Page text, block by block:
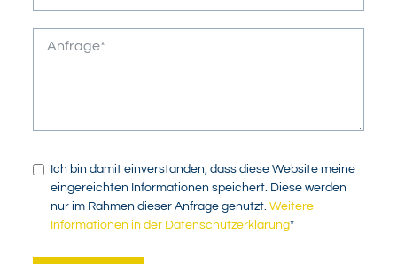
Ich bin damit einverstanden, dass diese Website meine
eingereichten Informationen speichert. Diese werden
nur im Rahmen dieser Anfrage genutzt.Weitere
Informationen in der Datenschutzerklärung*